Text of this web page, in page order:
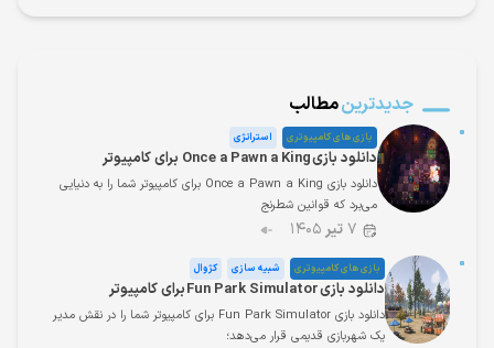
جدیدترینمطالب
بازی های کامپیوتری استراتژی
دانلود بازی Once a Pawn a King برای کامپیوتر
دانلود بازی Once a Pawn a King برای کامپیوتر شما را به دنیایی
می‌برد که قوانین شطرنج
۷ تیر ۱۴۰۵
بازی های کامپیوتری شبیه سازی کژوال
دانلود بازی Fun Park Simulator برای کامپیوتر
دانلود بازی Fun Park Simulator برای کامپیوتر شما را در نقش مدیر
یک شهربازی قدیمی قرار می‌دهد؛